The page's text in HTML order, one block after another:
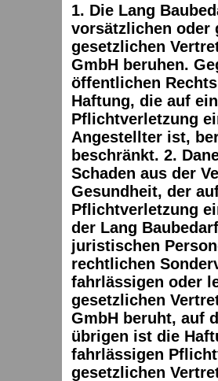
1. Die Lang
vorsätzlichen oder
gesetzlichen
GmbH beruhen.
öffentlichen
Haftung, die auf
Pflichtverletzung
Angestellter ist,
beschränkt. 2.
Schaden aus der
Gesundheit, der
Pflichtverletzung
der Lang
juristischen
rechtlichen
fahrlässigen oder
gesetzlichen
GmbH beruht, auf
übrigen ist die
fahrlässigen
gesetzlichen